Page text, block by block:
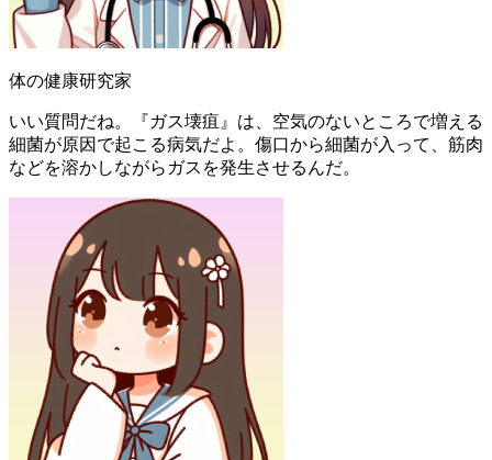
体の健康研究家
いい質問だね。『ガス壊疽』は、空気のないところで増える
細菌が原因で起こる病気だよ。傷口から細菌が入って、筋肉
などを溶かしながらガスを発生させるんだ。